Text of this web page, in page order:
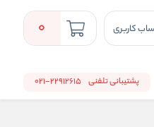
کاربری 0
پشتیبانی تلفنی 22912615-021